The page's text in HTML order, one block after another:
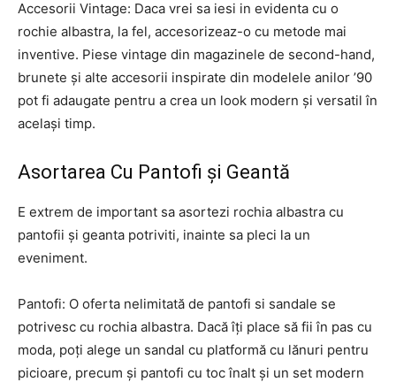
Accesorii Vintage: Daca vrei sa iesi in evidenta cu o
rochie albastra, la fel, accesorizeaz-o cu metode mai
inventive. Piese vintage din magazinele de second-hand,
brunete și alte accesorii inspirate din modelele anilor ’90
pot fi adaugate pentru a crea un look modern și versatil în
același timp.
Asortarea Cu Pantofi și Geantă
E extrem de important sa asortezi rochia albastra cu
pantofii și geanta potriviti, inainte sa pleci la un
eveniment.
Pantofi: O oferta nelimitată de pantofi si sandale se
potrivesc cu rochia albastra. Dacă îți place să fii în pas cu
moda, poți alege un sandal cu platformă cu lănuri pentru
picioare, precum și pantofi cu toc înalt și un set modern